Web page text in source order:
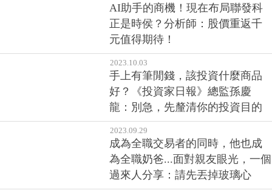
AI助手的商機！現在布局聯發科
正是時侯？分析師：股價重返千
元值得期待！
2023.10.03
手上有筆閒錢，該投資什麼商品
好？《投資家日報》總監孫慶
龍：別急，先釐清你的投資目的
2023.09.29
成為全職交易者的同時，他也成
為全職奶爸...面對親友眼光，一個
過來人分享：請先丟掉玻璃心